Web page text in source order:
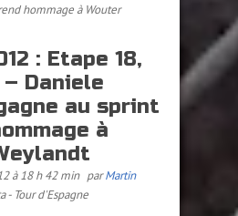
hommage à Wouter
: Etape 18,
Daniele
au sprint
à
à 18 h 42 min parMartin
- Tour d'Espagne